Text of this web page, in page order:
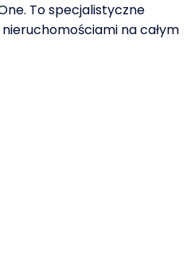
To specjalistyczne
na całym